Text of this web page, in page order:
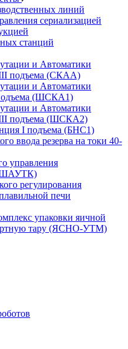
линий
сериализацией
станций
и Автоматики
подъема (СКАА)
и Автоматики
(ШСКА1)
и Автоматики
III подъема (ШСКА2)
I подъема (БНС1)
ввода резерва на токи 40-
управления
(ШАУТК)
регулирования
печи
упаковки яичной
тару (ЯСНО-УТМ)